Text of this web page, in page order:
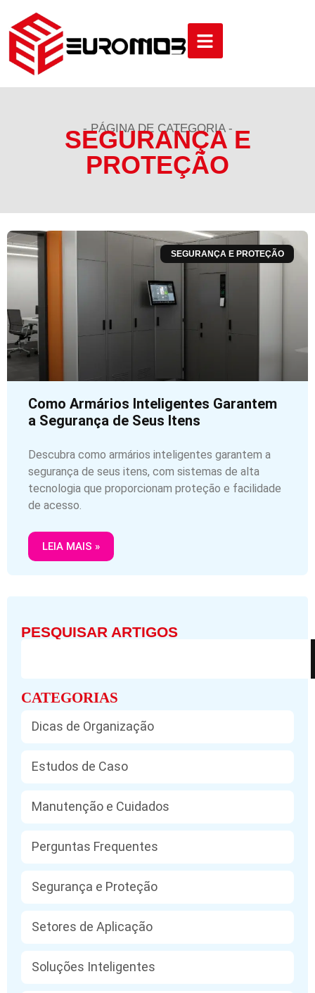
- PÁGINA DE CATEGORIA -
SEGURANÇA E
PROTEÇÃO
SEGURANÇA E PROTEÇÃO
Como Armários Inteligentes Garantem
a Segurança de Seus Itens
Descubra como armários inteligentes garantem a
segurança de seus itens, com sistemas de alta
tecnologia que proporcionam proteção e facilidade
de acesso.
LEIA MAIS »
PESQUISAR ARTIGOS
CATEGORIAS
Dicas de Organização
Estudos de Caso
Manutenção e Cuidados
Perguntas Frequentes
Segurança e Proteção
Setores de Aplicação
Soluções Inteligentes